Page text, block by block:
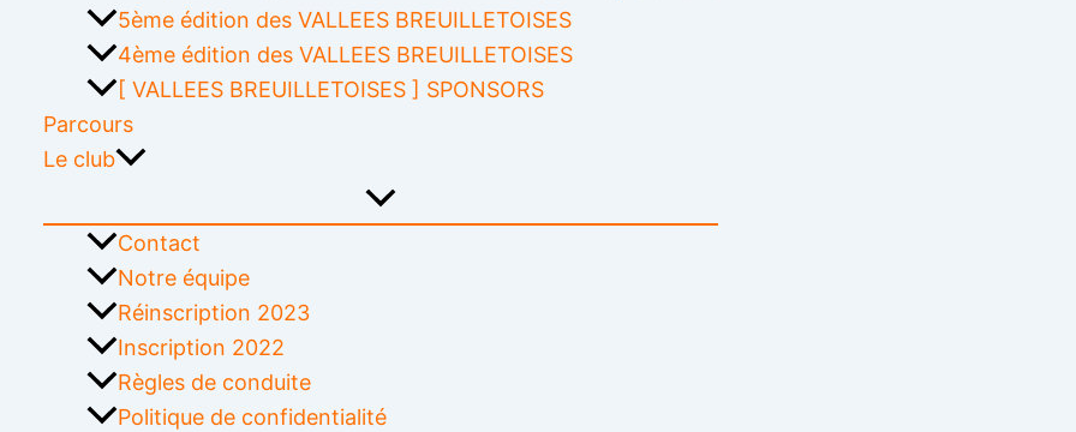
5ème édition des VALLEES BREUILLETOISES
4ème édition des VALLEES BREUILLETOISES
[ VALLEES BREUILLETOISES ] SPONSORS
Parcours
Le club
Contact
Notre équipe
Réinscription 2023
Inscription 2022
Règles de conduite
Politique de confidentialité